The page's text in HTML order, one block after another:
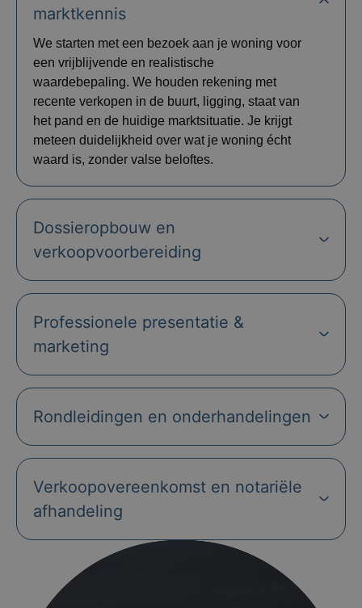
marktkennis
We starten met een bezoek aan je woning voor
een vrijblijvende en realistische
waardebepaling. We houden rekening met
recente verkopen in de buurt, ligging, staat van
het pand en de huidige marktsituatie. Je krijgt
meteen duidelijkheid over wat je woning écht
waard is, zonder valse beloftes.
Dossieropbouw en
verkoopvoorbereiding
Professionele presentatie &
marketing
Rondleidingen en onderhandelingen
Verkoopovereenkomst en notariële
afhandeling